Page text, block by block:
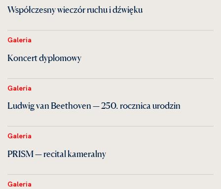
Współczesny wieczór ruchu i dźwięku
Galeria
Koncert dyplomowy
Galeria
Ludwig van Beethoven — 250. rocznica urodzin
Galeria
PRISM — recital kameralny
Galeria